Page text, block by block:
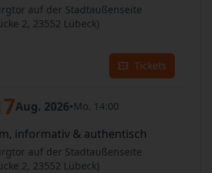
auf der Stadtaußenseite
2, 23552 Lübeck)
Tickets
Aug. 2026•Mo. 14:00
informativ & authentisch
auf der Stadtaußenseite
2, 23552 Lübeck)